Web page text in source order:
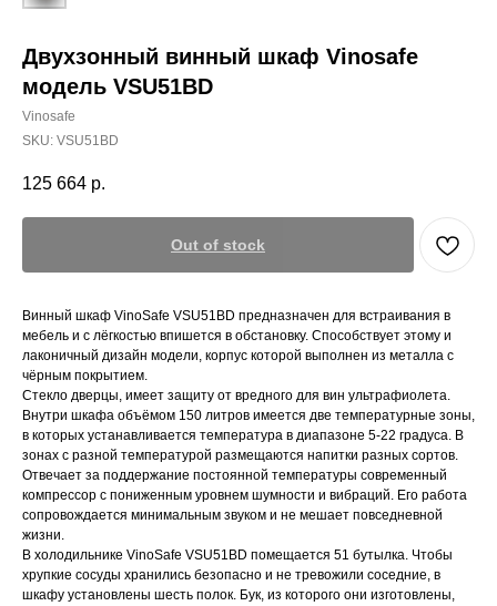
Двухзонный винный шкаф Vinosafe
модель VSU51BD
Vinosafe
SKU: VSU51BD
125 664 р.
Out of stock
Винный шкаф VinoSafe VSU51BD предназначен для встраивания в
мебель и с лёгкостью впишется в обстановку. Способствует этому и
лаконичный дизайн модели, корпус которой выполнен из металла с
чёрным покрытием.
Стекло дверцы, имеет защиту от вредного для вин ультрафиолета.
Внутри шкафа объёмом 150 литров имеется две температурные зоны,
в которых устанавливается температура в диапазоне 5-22 градуса. В
зонах с разной температурой размещаются напитки разных сортов.
Отвечает за поддержание постоянной температуры современный
компрессор с пониженным уровнем шумности и вибраций. Его работа
сопровождается минимальным звуком и не мешает повседневной
жизни.
В холодильнике VinoSafe VSU51BD помещается 51 бутылка. Чтобы
хрупкие сосуды хранились безопасно и не тревожили соседние, в
шкафу установлены шесть полок. Бук, из которого они изготовлены,